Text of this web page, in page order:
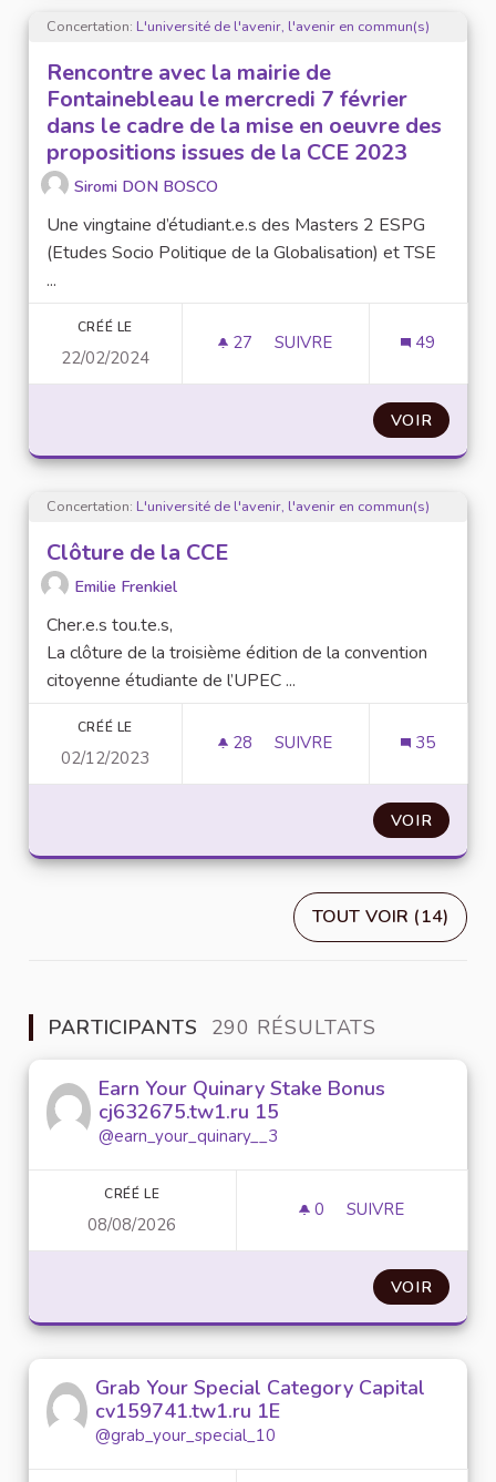
Concertation: L'université de l'avenir, l'avenir en commun(s)
Rencontre avec la mairie de
Fontainebleau le mercredi 7 février
dans le cadre de la mise en oeuvre des
propositions issues de la CCE 2023
Siromi DON BOSCO
Une vingtaine d’étudiant.e.s des Masters 2 ESPG
(Etudes Socio Politique de la Globalisation) et TSE
...
CRÉÉ LE
22/02/2024
27 27 ABONNÉS
SUIVRE 49
VOIR
Concertation: L'université de l'avenir, l'avenir en commun(s)
Clôture de la CCE
Emilie Frenkiel
Cher.e.s tou.te.s,
La clôture de la troisième édition de la convention
citoyenne étudiante de l’UPEC ...
CRÉÉ LE
02/12/2023
28 28 ABONNÉS
SUIVRE 35
VOIR
TOUT VOIR (14)
PARTICIPANTS 290 RÉSULTATS
Earn Your Quinary Stake Bonus
cj632675.tw1.ru 15
@earn_your_quinary__3
CRÉÉ LE
08/08/2026
0 0 ABONNÉ
SUIVRE
VOIR
Grab Your Special Category Capital
cv159741.tw1.ru 1E
@grab_your_special_10